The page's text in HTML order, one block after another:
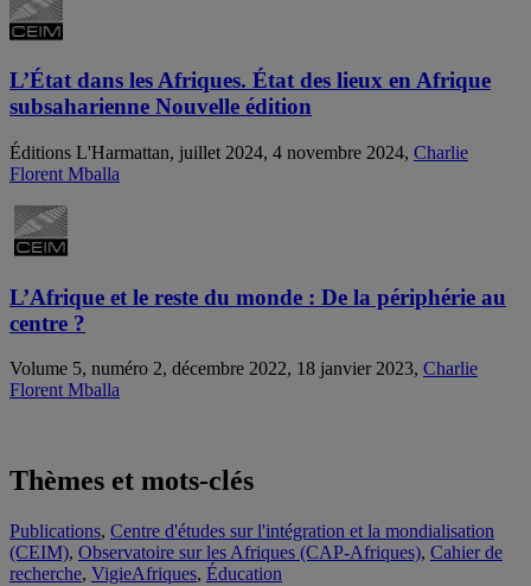
L’État dans les Afriques. État des lieux en Afrique
subsaharienne Nouvelle édition
Éditions L'Harmattan, juillet 2024, 4 novembre 2024, Charlie
Florent Mballa
L’Afrique et le reste du monde : De la périphérie au
centre ?
Volume 5, numéro 2, décembre 2022, 18 janvier 2023, Charlie
Florent Mballa
Thèmes et mots-clés
Publications, Centre d'études sur l'intégration et la mondialisation
(CEIM), Observatoire sur les Afriques (CAP-Afriques), Cahier de
recherche, VigieAfriques, Éducation